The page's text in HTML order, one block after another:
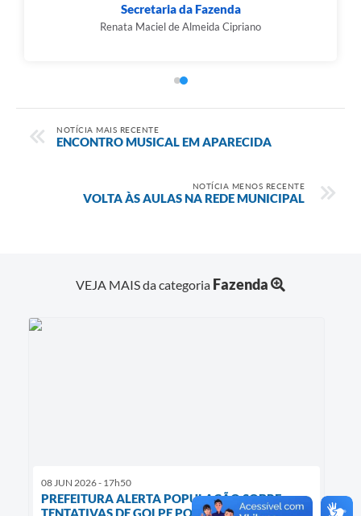
Secretaria da Fazenda
Renata Maciel de Almeida Cipriano
NOTÍCIA MAIS RECENTE
ENCONTRO MUSICAL EM APARECIDA
NOTÍCIA MENOS RECENTE
VOLTA ÀS AULAS NA REDE MUNICIPAL
VEJA MAIS da categoria Fazenda
08 JUN 2026 - 17h50
PREFEITURA ALERTA POPULAÇÃO SOBRE
TENTATIVAS DE GOLPE POR WHATSAPP